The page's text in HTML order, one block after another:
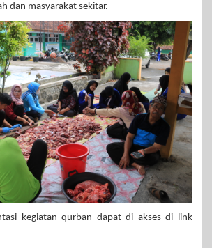
dan masyarakat sekitar.
kegiatan qurban dapat di akses di link